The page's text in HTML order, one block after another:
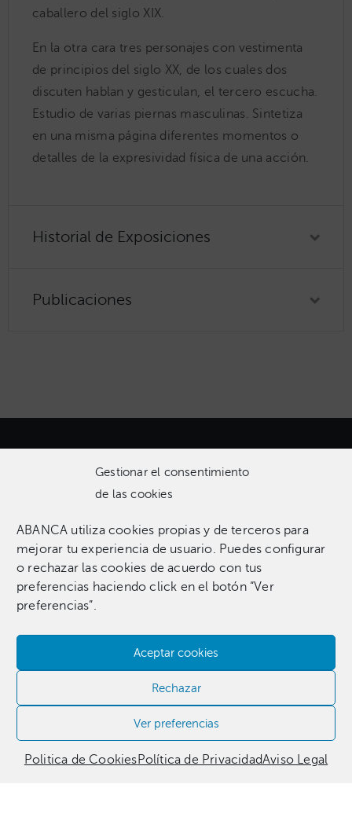
Gestionar el consentimiento
de las cookies
ABANCA utiliza cookies propias y de terceros para
mejorar tu experiencia de usuario. Puedes configurar
o rechazar las cookies de acuerdo con tus
preferencias haciendo click en el botón “Ver
preferencias”.
Aceptar cookies
Rechazar
Ver preferencias
Politica de CookiesPolítica de PrivacidadAviso Legal
caballero del siglo XIX.
En la otra cara tres personajes con vestimenta
de principios del siglo XX, de los cuales dos
discuten hablan y gesticulan, el tercero escucha.
Estudio de varias piernas masculinas. Sintetiza
en una misma página diferentes momentos o
detalles de la expresividad física de una acción.
Historial de Exposiciones
Publicaciones
Una colección que incluye 1.369 obras entre pinturas,
esculturas, fotografías, grabados, dibujos e instalaciones
pertenecientes a 255 artistas.​
Contacta con nosotros​